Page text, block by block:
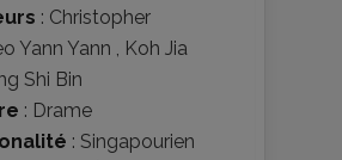
: Christopher
Yann Yann , Koh Jia
Shi Bin
: Drame
: Singapourien